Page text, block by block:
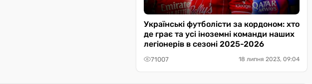
Українські футболісти за кордоном: хто
де грає та усі іноземні команди наших
легіонерів в сезоні 2025-2026
71007 18 липня 2023, 09:04